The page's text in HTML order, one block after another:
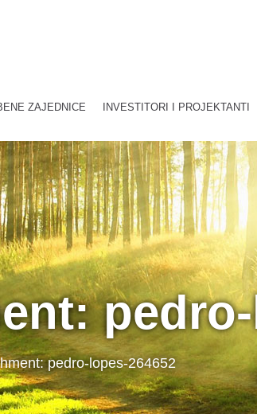
ZAJEDNICE INVESTITORI I PROJEKTANTI
pedro-lopes-264652